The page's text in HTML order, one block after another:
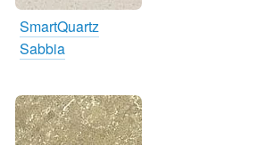
SmartQuartz
Sabbia